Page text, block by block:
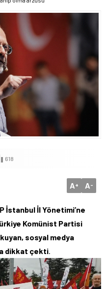
618
A+ A-
İstanbul İl Yönetimi’ne
Komünist Partisi
sosyal medya
dikkat çekti